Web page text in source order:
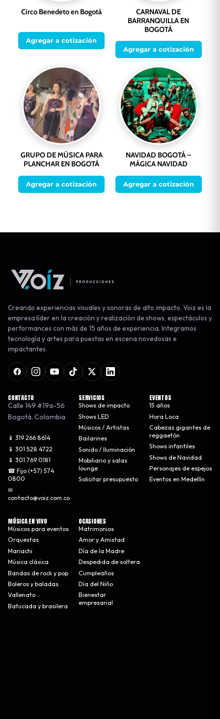
Circo Benedeto en Bogotá
Agregar a cotización
CARNAVAL DE
BARRANQUILLA EN
BOGOTÁ
Agregar a cotización
GRUPO DE MÚSICA PARA
PLANCHAR EN BOGOTÁ
Agregar a cotización
NAVIDAD BOGOTÁ –
MÁGICA NAVIDAD
Agregar a cotización
Creando experiencias visuales y sonoras de alto impacto. Voiz es la
empresa líder en la creación y realización de shows, espectáculos y
performances con más de 15 años de experiencia. Integramos
tecnología y artes para puestas en escena novedosas e
impactantes.
CONTACTO
Calle 149 #19a-56
Bogotá, Colombia
📱 319 266 8614
📱 301 528 4722
📱 301 769 0181
☎ Fijo (+57) 574
0800
✉
contacto@voiz.com.co
SERVICIOS
Shows de impacto
Shows LED
Músicos / Artistas
Bailarines
Sonido / Iluminación
Mobiliario y salas
lounge
Solicitar presupuesto
EVENTOS
15 años
Hora Loca
Cabezas gigantes de
reggaetón
Shows infantiles
Shows de Navidad
Personajes de espejos
Eventos en Medellín
MÚSICA EN VIVO
Músicos para eventos
Orquestas
Mariachi
Música clásica
Bandas de rock y pop
Boleros y baladas
Vallenato
Batucada y brasilera
OCASIONES
Matrimonios
Amor y Amistad
Día de la Madre
Despedida de soltera
Cumpleaños
Día del Niño
Bienestar
empresarial